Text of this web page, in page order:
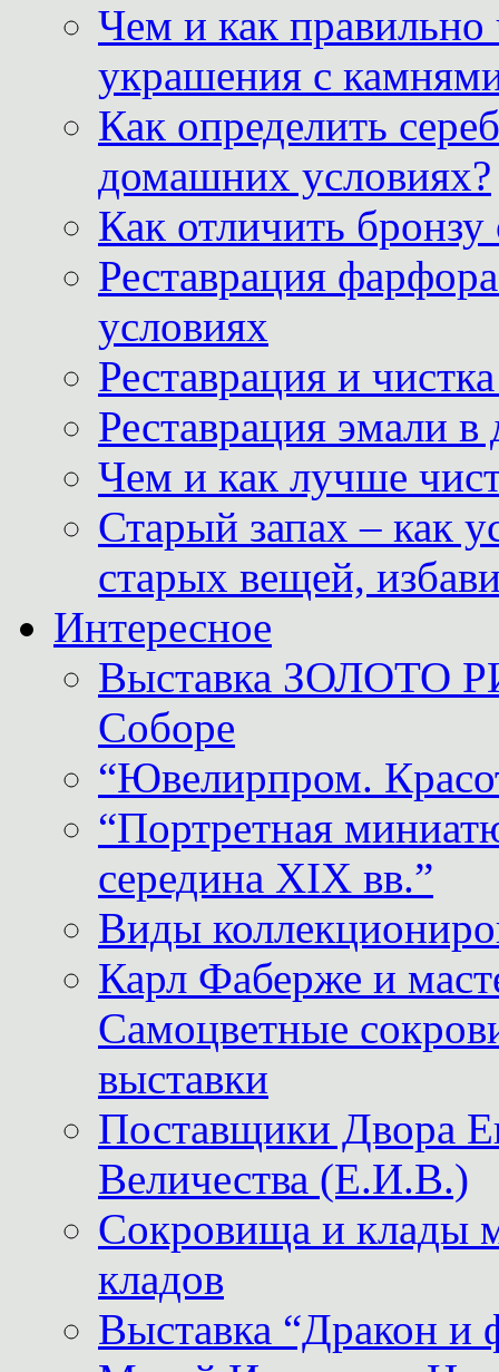
Чем и как
украшения с
Как определить
домашних условиях?
Как отличить
Реставрация
условиях
Реставрация и
Реставрация эмали
Чем и как лучше
Старый запах – как
старых вещей,
Интересное
Выставка ЗОЛОТО
Соборе
“Ювелирпром.
“Портретная
середина XIX вв.”
Виды
Карл Фаберже и
Самоцветные
выставки
Поставщики
Величества (Е.И.В.)
Сокровища и клады
кладов
Выставка “Дракон и